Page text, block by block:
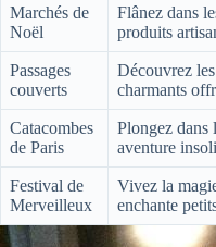
Marchés de
Noël
Flânez dans
produits
Passages
couverts
Découvrez les
charmants
Catacombes
de Paris
Plongez dans
aventure
Festival de
Merveilleux
Vivez la
enchante